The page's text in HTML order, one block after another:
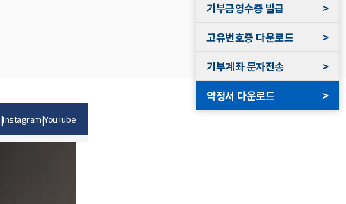
|Instagram|YouTube
기부금영수증 발급
>
고유번호증 다운로드
>
기부계좌 문자전송
>
약정서 다운로드
>